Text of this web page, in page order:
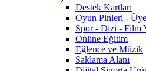
Destek Kartları
Oyun Pinleri -
Spor - Dizi - Film
Online Eğitim
Eğlence ve Müzik
Saklama Alanı